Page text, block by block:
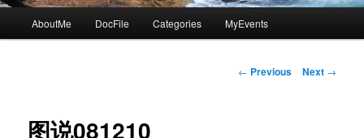
AboutMe DocFile Categories MyEvents
Post
← Previous Next →
图说081210